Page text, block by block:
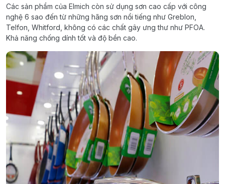
Các sản phẩm của Elmich còn sử dụng sơn cao cấp với công
nghệ 6 sao đến từ những hãng sơn nổi tiếng như Greblon,
Telfon, Whitford, không có các chất gây ưng thư như PFOA.
Khả năng chống dính tốt và độ bền cao.